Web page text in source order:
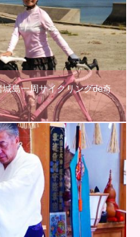
島一周サイクリングde奇